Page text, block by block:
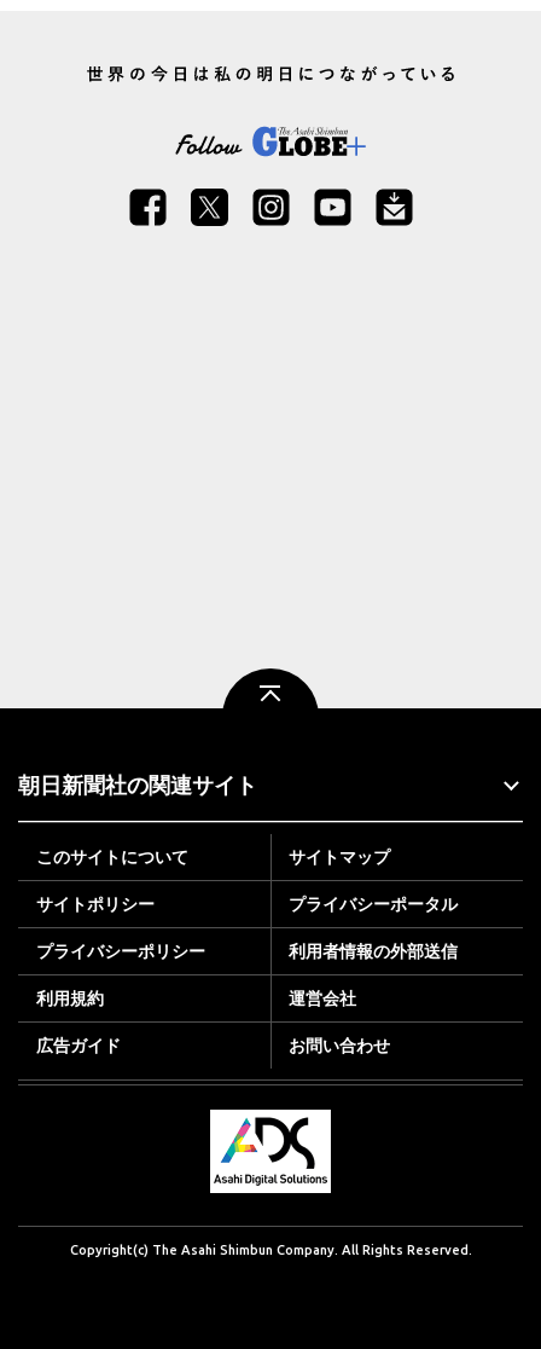
朝日新聞社の関連サイト
このサイトについて サイトマップ
サイトポリシー プライバシーポータル
プライバシーポリシー 利用者情報の外部送信
利用規約 運営会社
広告ガイド お問い合わせ
Copyright(c) The Asahi Shimbun Company. All Rights Reserved.